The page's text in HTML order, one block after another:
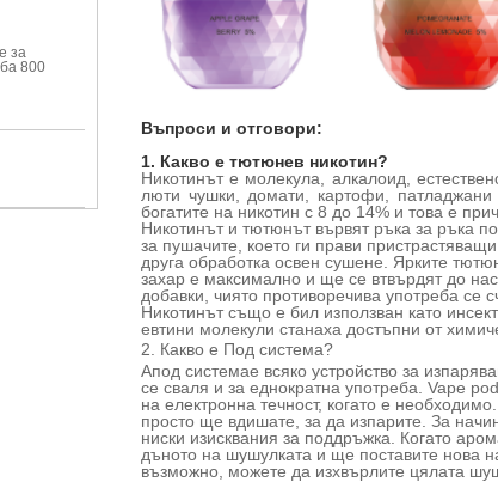
за
800
Въпроси и отговори:
1. Какво е тютюнев никотин?
Никотинът е молекула, алкалоид,
люти чушки, домати, картофи,
богатите на никотин с 8 до 14% и това е
Никотинът и тютюнът вървят ръка за ръка
за пушачите, което ги прави
друга обработка освен сушене. Ярките
захар е максимално и ще се втвърдят до
добавки, чиято противоречива употреба се
Никотинът също е бил използван като
евтини молекули станаха достъпни от
2. Какво е Под система?
Апод системае всяко устройство за
се сваля и за еднократна употреба. Vape
на електронна течност, когато е
просто ще вдишате, за да изпарите. За
ниски изисквания за поддръжка. Когато
дъното на шушулката и ще поставите нова
възможно, можете да изхвърлите цялата